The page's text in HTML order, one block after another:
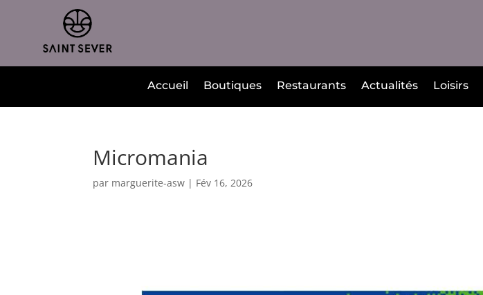
Accueil Boutiques Restaurants Actualités Loisirs
Micromania
par marguerite-asw | Fév 16, 2026